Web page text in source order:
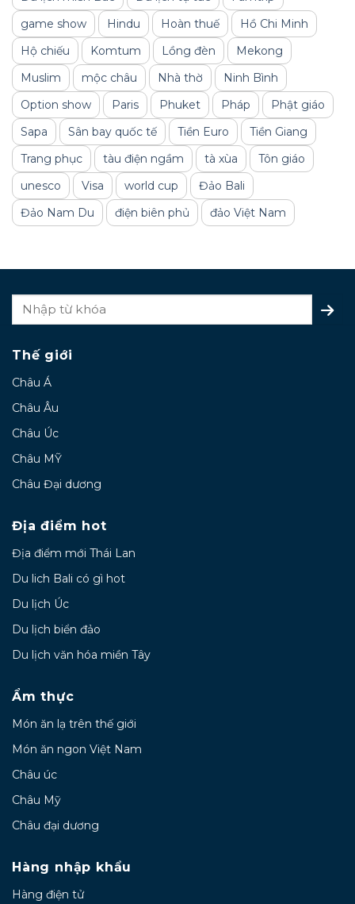
game show
Hindu Hoàn thuế
Hồ Chi Minh
Hộ chiếu
Komtum Lồng đèn
Mekong
Muslim
mộc châu Nhà thờ
Ninh Bình
Option show
Paris Phuket Pháp
Phật giáo
Sapa
Sân bay quốc tế Tiền Euro
Tiền Giang
Trang phục
tàu điện ngầm tà xùa
Tôn giáo
unesco
Visa world cup
Đảo Bali
Đảo Nam Du
điện biên phủ đảo Việt Nam
Thế giới
Châu Á
Châu Âu
Châu Úc
Châu MỸ
Châu Đại dương
Địa điểm hot
Địa điểm mới Thái Lan
Du lich Bali có gì hot
Du lịch Úc
Du lịch biển đảo
Du lịch văn hóa miền Tây
Ẩm thực
Món ăn lạ trên thế giới
Món ăn ngon Việt Nam
Châu úc
Châu Mỹ
Châu đại dương
Hàng nhập khẩu
Hàng điện tử